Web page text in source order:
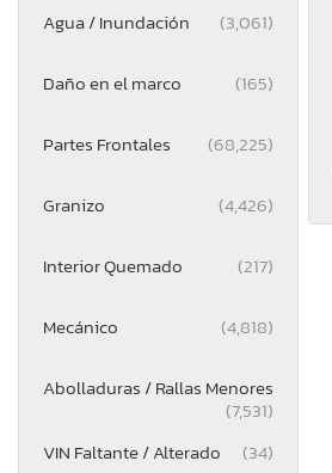
Agua / Inundación (3,061)
Daño en el marco (165)
Partes Frontales (68,225)
Granizo (4,426)
Interior Quemado (217)
Mecánico (4,818)
Abolladuras / Rallas Menores
(7,531)
VIN Faltante / Alterado
(34)